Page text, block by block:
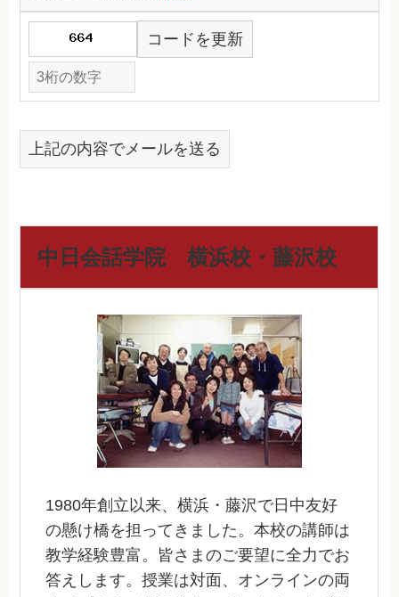
コードを更新
上記の内容でメールを送る
中日会話学院 横浜校・藤沢校
1980年創立以来、横浜・藤沢で日中友好
の懸け橋を担ってきました。本校の講師は
教学経験豊富。皆さまのご要望に全力でお
答えします。授業は対面、オンラインの両